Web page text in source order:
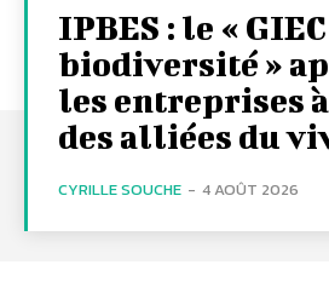
IPBES : le «
biodiversité »
les entreprises
des alliées du
CYRILLE SOUCHE - 4 AOÛT 2026